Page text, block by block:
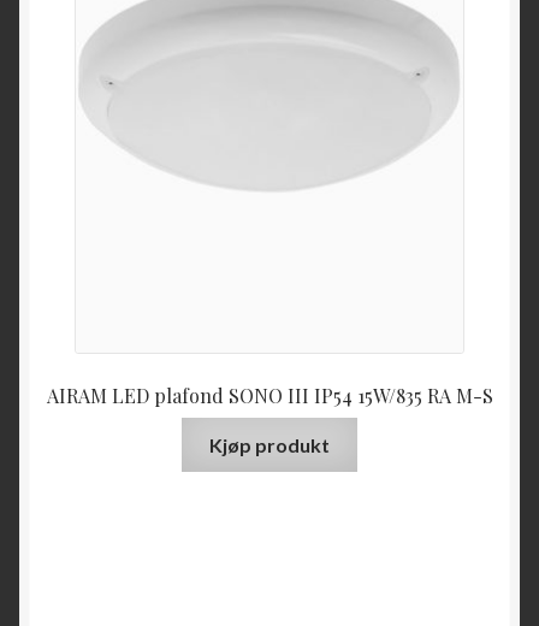
AIRAM LED plafond SONO III IP54 15W/835 RA M-S
Kjøp produkt